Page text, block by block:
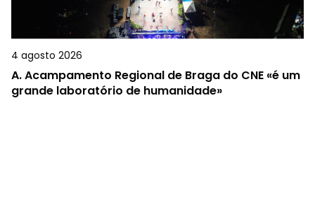
4 agosto 2026
A.Acampamento Regional de Braga do CNE «é um
grande laboratório de humanidade»